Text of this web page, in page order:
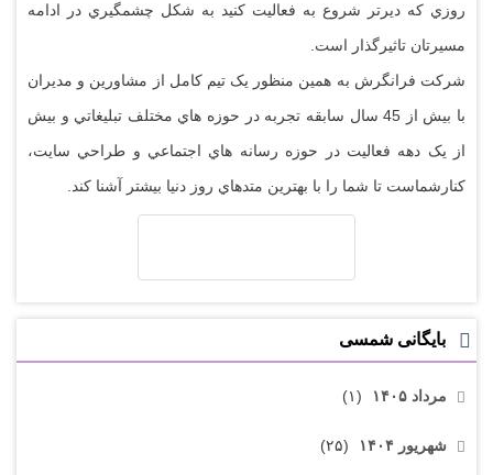
روزي که ديرتر شروع به فعاليت کنيد به شکل چشمگيري در ادامه
مسيرتان تاثيرگذار است.
شرکت فرانگرش به همين منظور يک تيم کامل از مشاورين و مديران
با بيش از 45 سال سابقه تجربه در حوزه هاي مختلف تبليغاتي و بيش
از يک دهه فعاليت در حوزه رسانه هاي اجتماعي و طراحي سايت،
کنارشماست تا شما را با بهترين متدهاي روز دنيا بيشتر آشنا کند.
بایگانی شمسی
مرداد ۱۴۰۵ (۱)
شهریور ۱۴۰۴ (۲۵)